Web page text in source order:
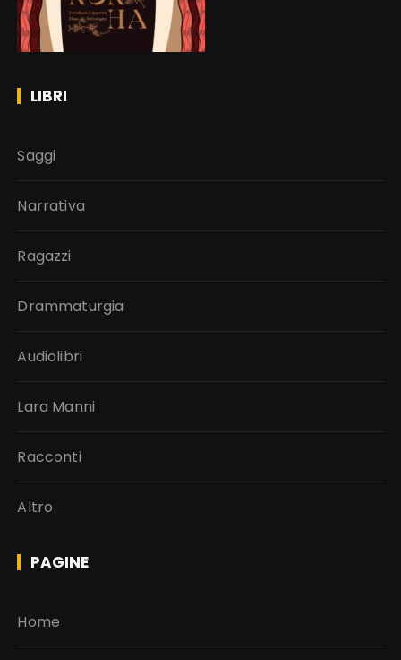
LIBRI
Saggi
Narrativa
Ragazzi
Drammaturgia
Audiolibri
Lara Manni
Racconti
Altro
PAGINE
Home